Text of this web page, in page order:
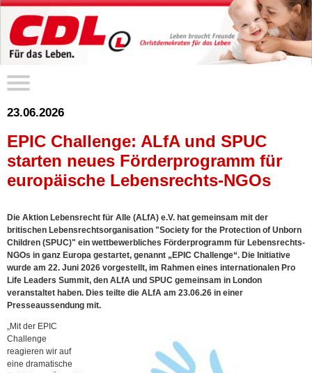
23.06.2026
EPIC Challenge: ALfA und SPUC
starten neues Förderprogramm für
europäische Lebensrechts-NGOs
Die Aktion Lebensrecht für Alle (ALfA) e.V. hat gemeinsam mit der
britischen Lebensrechtsorganisation "Society for the Protection of Unborn
Children (SPUC)" ein wettbewerbliches Förderprogramm für Lebensrechts-
NGOs in ganz Europa gestartet, genannt „EPIC Challenge“. Die Initiative
wurde am 22. Juni 2026 vorgestellt, im Rahmen eines internationalen Pro
Life Leaders Summit, den ALfA und SPUC gemeinsam in London
veranstaltet haben. Dies teilte die ALfA am 23.06.26 in einer
Presseaussendung mit.
„Mit der EPIC
Challenge
reagieren wir auf
eine dramatische